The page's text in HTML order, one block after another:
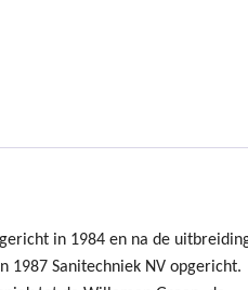
in 1984 en na de
1987 Sanitechniek NV opgericht.